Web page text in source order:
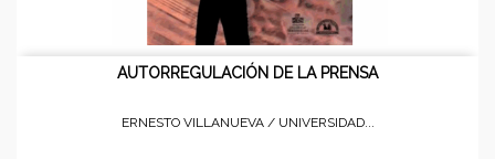
AUTORREGULACIÓN DE LA PRENSA
ERNESTO VILLANUEVA / UNIVERSIDAD...